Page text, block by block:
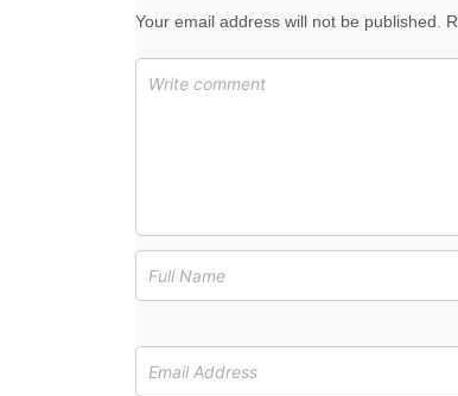
Your email address will not be published.